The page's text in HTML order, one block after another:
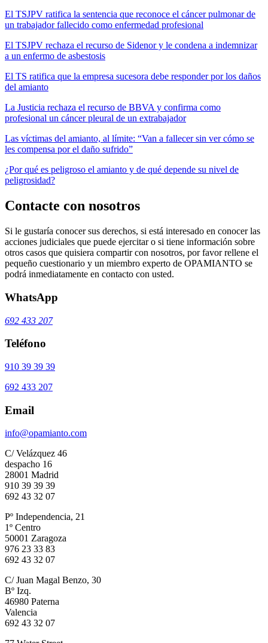
El TSJPV ratifica la sentencia que reconoce el cáncer pulmonar de
un trabajador fallecido como enfermedad profesional
El TSJPV rechaza el recurso de Sidenor y le condena a indemnizar
a un enfermo de asbestosis
El TS ratifica que la empresa sucesora debe responder por los daños
del amianto
La Justicia rechaza el recurso de BBVA y confirma como
profesional un cáncer pleural de un extrabajador
Las víctimas del amianto, al límite: “Van a fallecer sin ver cómo se
les compensa por el daño sufrido”
¿Por qué es peligroso el amianto y de qué depende su nivel de
peligrosidad?
Contacte con nosotros
Si le gustaría conocer sus derechos, si está interesado en conocer las
acciones judiciales que puede ejercitar o si tiene información sobre
otros casos que quisiera compartir con nosotros, por favor rellene el
pequeño cuestionario y un miembro experto de OPAMIANTO se
podrá inmediatamente en contacto con usted.
WhatsApp
692 433 207
Teléfono
910 39 39 39
692 433 207
Email
info@opamianto.com
C/ Velázquez 46
despacho 16
28001 Madrid
910 39 39 39
692 43 32 07
Pº Independencia, 21
1º Centro
50001 Zaragoza
976 23 33 83
692 43 32 07
C/ Juan Magal Benzo, 30
Bº Izq.
46980 Paterna
Valencia
692 43 32 07